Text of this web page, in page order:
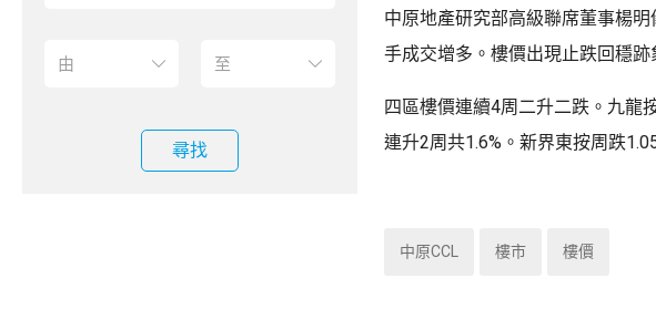
尋找
中原地產研究部高級聯席董事楊
手成交增多。樓價出現止跌回穩
四區樓價連續4周二升二跌。九龍
連升2周共1.6%。新界東按周跌
中原CCL 樓市 樓價